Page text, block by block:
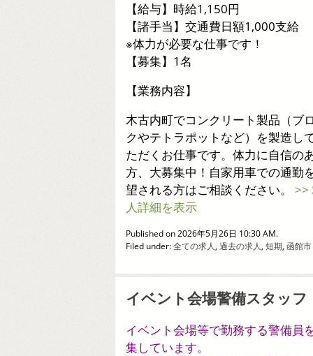
【給与】時給1,150円
【諸手当】交通費日額1,000支給
※体力が必要な仕事です！
【募集】1名
【業務内容】
木古内町でコンクリート製品（ブ
クやテトラポットなど）を製造し
ただくお仕事です。体力に自信の
方、大募集中！自家用車での通勤
望される方はご相談ください。 >>
人詳細を表示
Published on 2026年5月26日 10:30 AM.
Filed under:全ての求人, 過去の求人, 短期, 函館市
イベント会場警備スタッフ
イベント会場等で勤務する警備員
集しています。